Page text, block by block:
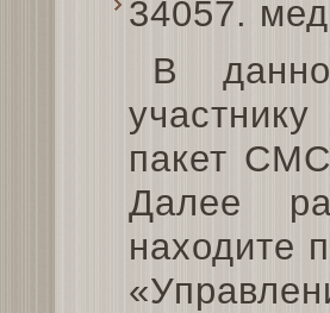
34057.
В
пакет
Далее
находите